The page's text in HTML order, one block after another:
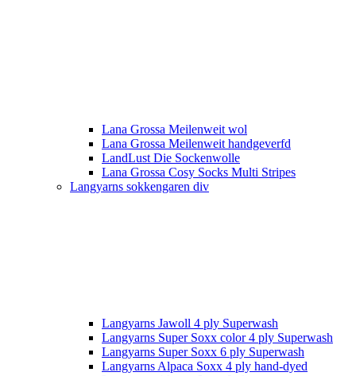
Lana Grossa Meilenweit wol
Lana Grossa Meilenweit handgeverfd
LandLust Die Sockenwolle
Lana Grossa Cosy Socks Multi Stripes
Langyarns sokkengaren div
Langyarns Jawoll 4 ply Superwash
Langyarns Super Soxx color 4 ply Superwash
Langyarns Super Soxx 6 ply Superwash
Langyarns Alpaca Soxx 4 ply hand-dyed